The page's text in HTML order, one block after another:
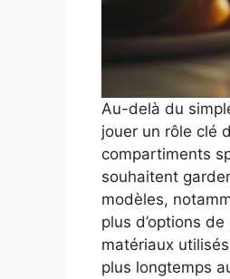
Au-delà du
jouer un rôle clé
compartiments
souhaitent
modèles,
plus d’options
matériaux
plus longtemps